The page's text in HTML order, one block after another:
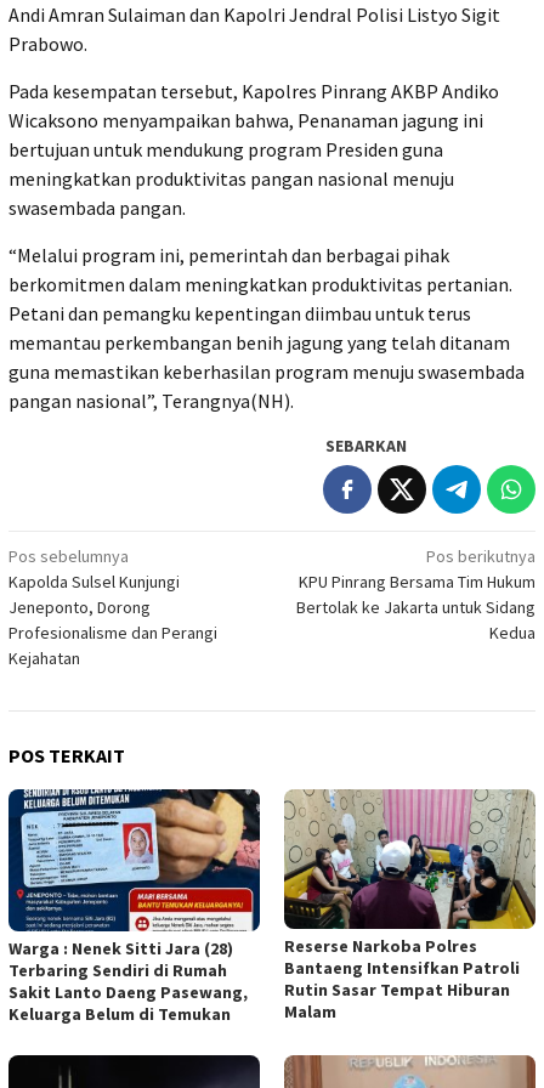
Andi Amran Sulaiman dan Kapolri Jendral Polisi Listyo Sigit
Prabowo.
Pada kesempatan tersebut, Kapolres Pinrang AKBP Andiko
Wicaksono menyampaikan bahwa, Penanaman jagung ini
bertujuan untuk mendukung program Presiden guna
meningkatkan produktivitas pangan nasional menuju
swasembada pangan.
“Melalui program ini, pemerintah dan berbagai pihak
berkomitmen dalam meningkatkan produktivitas pertanian.
Petani dan pemangku kepentingan diimbau untuk terus
memantau perkembangan benih jagung yang telah ditanam
guna memastikan keberhasilan program menuju swasembada
pangan nasional”, Terangnya(NH).
SEBARKAN
Navigasi
pos
Pos sebelumnya
Kapolda Sulsel Kunjungi
Jeneponto, Dorong
Profesionalisme dan Perangi
Kejahatan
Pos berikutnya
KPU Pinrang Bersama Tim Hukum
Bertolak ke Jakarta untuk Sidang
Kedua
POS TERKAIT
Warga : Nenek Sitti Jara (28)
Terbaring Sendiri di Rumah
Sakit Lanto Daeng Pasewang,
Keluarga Belum di Temukan
Reserse Narkoba Polres
Bantaeng Intensifkan Patroli
Rutin Sasar Tempat Hiburan
Malam